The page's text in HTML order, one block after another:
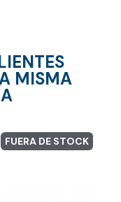
MISMA
FUERA DE STOCK